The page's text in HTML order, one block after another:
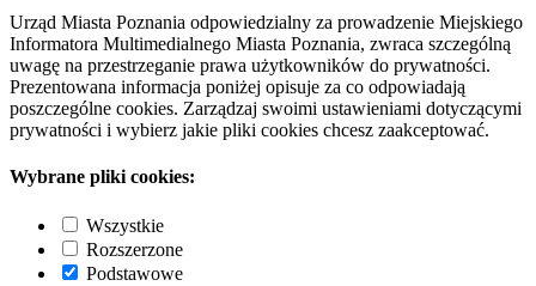
Urząd Miasta Poznania odpowiedzialny za prowadzenie Miejskiego
Informatora Multimedialnego Miasta Poznania, zwraca szczególną
uwagę na przestrzeganie prawa użytkowników do prywatności.
Prezentowana informacja poniżej opisuje za co odpowiadają
poszczególne cookies. Zarządzaj swoimi ustawieniami dotyczącymi
prywatności i wybierz jakie pliki cookies chcesz zaakceptować.
Wybrane pliki cookies:
Wszystkie
Rozszerzone
Podstawowe